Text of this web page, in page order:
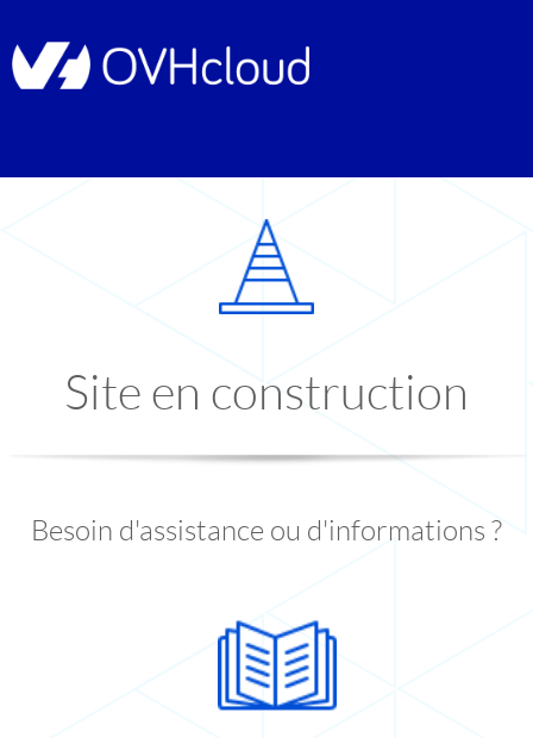
Site en construction
Besoin d'assistance ou d'informations ?